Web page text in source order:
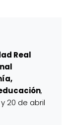
Real
,
20 de abril